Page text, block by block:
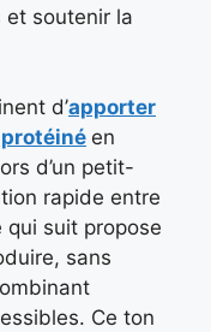
et soutenir la
d’apporter
en
d’un petit-
rapide entre
suit propose
sans
Ce ton